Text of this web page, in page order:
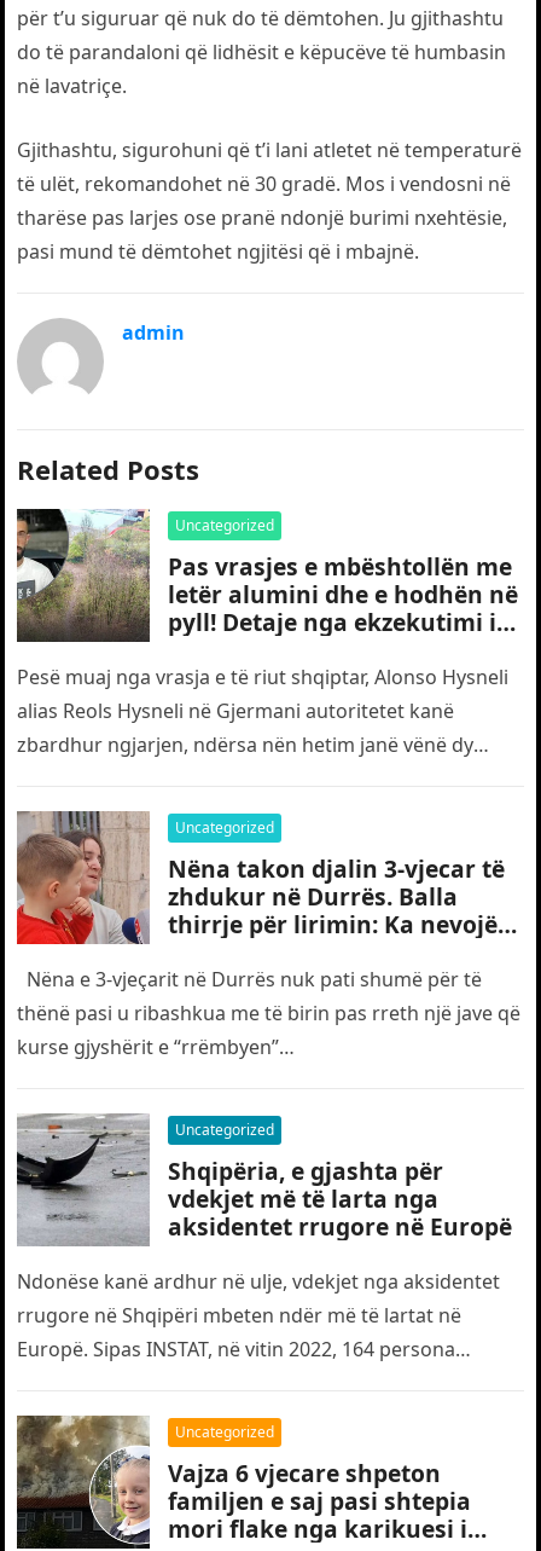
për t’u siguruar që nuk do të dëmtohen. Ju gjithashtu
do të parandaloni që lidhësit e këpucëve të humbasin
në lavatriçe.
Gjithashtu, sigurohuni që t’i lani atletet në temperaturë
të ulët, rekomandohet në 30 gradë. Mos i vendosni në
tharëse pas larjes ose pranë ndonjë burimi nxehtësie,
pasi mund të dëmtohet ngjitësi që i mbajnë.
admin
Related Posts
Uncategorized
Pas vrasjes e mbështollën me
letër alumini dhe e hodhën në
pyll! Detaje nga ekzekutimi i
Pesë muaj nga vrasja e të riut shqiptar, Alonso Hysneli
alias Reols Hysneli në Gjermani autoritetet kanë
zbardhur ngjarjen, ndërsa nën hetim janë vënë dy
Uncategorized
Nëna takon djalin 3-vjecar të
zhdukur në Durrës. Balla
thirrje për lirimin: Ka nevojë
Nëna e 3-vjeçarit në Durrës nuk pati shumë për të
thënë pasi u ribashkua me të birin pas rreth një jave që
kurse gjyshërit e “rrëmbyen”…
Uncategorized
Shqipëria, e gjashta për
vdekjet më të larta nga
aksidentet rrugore në Europë
Ndonëse kanë ardhur në ulje, vdekjet nga aksidentet
rrugore në Shqipëri mbeten ndër më të lartat në
Europë. Sipas INSTAT, në vitin 2022, 164 persona
Uncategorized
Vajza 6 vjecare shpeton
familjen e saj pasi shtepia
mori flake nga karikuesi i